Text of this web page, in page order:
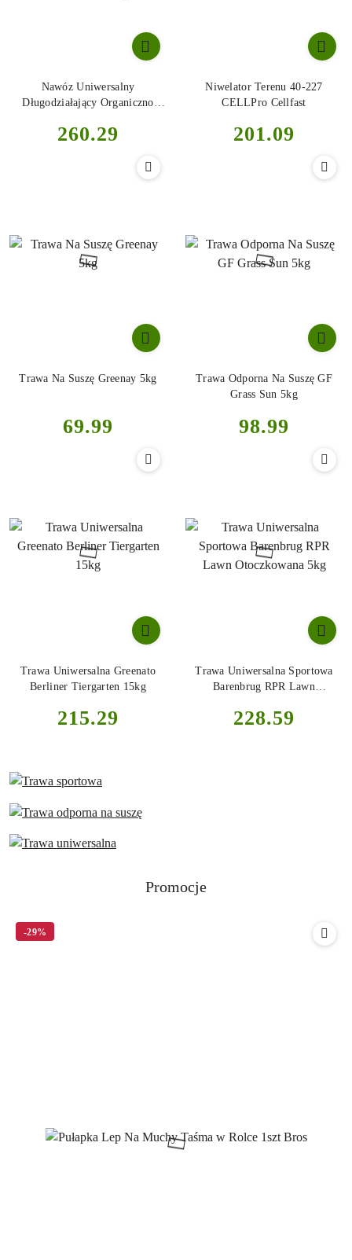
Nawóz Uniwersalny
Długodziałający Organiczno
Barenbrug
Cena:
260.29
Niwelator Terenu 40-227
CELLPro Cellfast
Cena:
201.09
Trawa Na Suszę Greenay 5kg
Cena:
69.99
Trawa Odporna Na Suszę GF
Grass Sun 5kg
Cena:
98.99
Trawa Uniwersalna Greenato
Berliner Tiergarten 15kg
Cena:
215.29
Trawa Uniwersalna Sportowa
Barenbrug RPR Lawn
Cena:
228.59
Pomiń karuzelę produktów
Produkty
Promocje
-29%